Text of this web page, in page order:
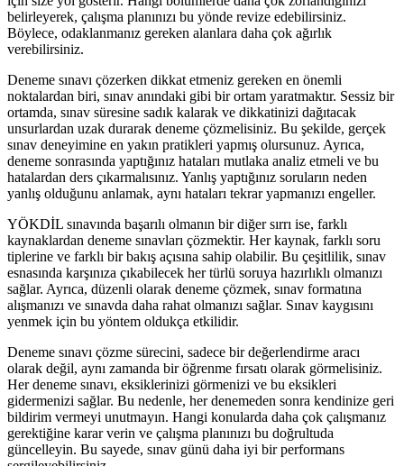
belirleyerek, çalışma planınızı bu yönde revize edebilirsiniz.
Böylece, odaklanmanız gereken alanlara daha çok ağırlık
verebilirsiniz.
Deneme sınavı çözerken dikkat etmeniz gereken en önemli
noktalardan biri, sınav anındaki gibi bir ortam yaratmaktır. Sessiz bir
ortamda, sınav süresine sadık kalarak ve dikkatinizi dağıtacak
unsurlardan uzak durarak deneme çözmelisiniz. Bu şekilde, gerçek
sınav deneyimine en yakın pratikleri yapmış olursunuz. Ayrıca,
deneme sonrasında yaptığınız hataları mutlaka analiz etmeli ve bu
hatalardan ders çıkarmalısınız. Yanlış yaptığınız soruların neden
yanlış olduğunu anlamak, aynı hataları tekrar yapmanızı engeller.
YÖKDİL sınavında başarılı olmanın bir diğer sırrı ise, farklı
kaynaklardan deneme sınavları çözmektir. Her kaynak, farklı soru
tiplerine ve farklı bir bakış açısına sahip olabilir. Bu çeşitlilik, sınav
esnasında karşınıza çıkabilecek her türlü soruya hazırlıklı olmanızı
sağlar. Ayrıca, düzenli olarak deneme çözmek, sınav formatına
alışmanızı ve sınavda daha rahat olmanızı sağlar. Sınav kaygısını
yenmek için bu yöntem oldukça etkilidir.
Deneme sınavı çözme sürecini, sadece bir değerlendirme aracı
olarak değil, aynı zamanda bir öğrenme fırsatı olarak görmelisiniz.
Her deneme sınavı, eksiklerinizi görmenizi ve bu eksikleri
gidermenizi sağlar. Bu nedenle, her denemeden sonra kendinize geri
bildirim vermeyi unutmayın. Hangi konularda daha çok çalışmanız
gerektiğine karar verin ve çalışma planınızı bu doğrultuda
güncelleyin. Bu sayede, sınav günü daha iyi bir performans